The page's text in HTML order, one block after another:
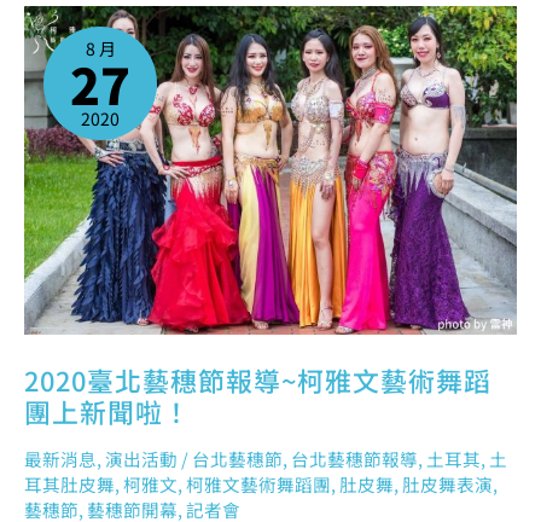
8 月
27
2020
2020臺北藝穗節報導~柯雅文藝術舞蹈
團上新聞啦！
最新消息,演出活動 /台北藝穗節,台北藝穗節報導,土耳其,土
耳其肚皮舞,柯雅文,柯雅文藝術舞蹈團,肚皮舞,肚皮舞表演,
藝穗節,藝穗節開幕,記者會
2020
臺
北
節
報
導
~
柯
雅
文
藝
術
舞
蹈
團
上
新
聞
啦！